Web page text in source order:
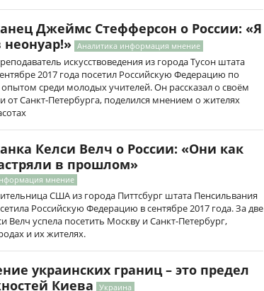
Джеймс Стефферсон о России: «Я
неонуар!» Аналитика информация мнение
искусствоведения из города Тусон штата
2017 года посетил Российскую Федерацию по
среди молодых учителей. Он рассказал о своём
от Санкт-Петербурга, поделился мнением о жителях
Келси Велч о России: «Они как
в прошлом»
мнение
США из города Питтсбург штата Пенсильвания
Российскую Федерацию в сентябре 2017 года. За две
Велч успела посетить Москву и Санкт-Петербург,
и их жителях.
украинских границ – это предел
Киева Украина